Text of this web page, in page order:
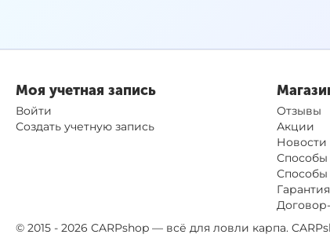
Моя учетная запись
Войти
Создать учетную запись
Отзывы
Акции
Новости
Способы
Способы
© 2015 - 2026 CARPshop — всё для ловли карпа.